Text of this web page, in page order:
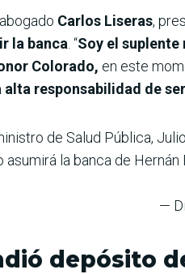
Carlos Liseras,
la banca . “Soy el
Colorado, en este
alta responsabilidad de
de Salud Pública,
asumirá la banca de
—
depósito